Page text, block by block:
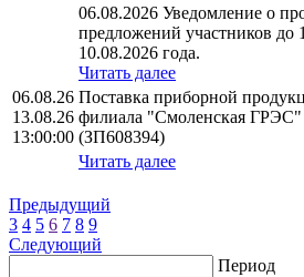
06.08.2026 Уведомление о
предложений участников до
10.08.2026 года.
Читать далее
06.08.26
13.08.26
13:00:00
Поставка приборной
филиала "Смоленская
(ЗП608394)
Читать далее
Предыдущий
3 4 5 6 7 8 9
Следующий
Период